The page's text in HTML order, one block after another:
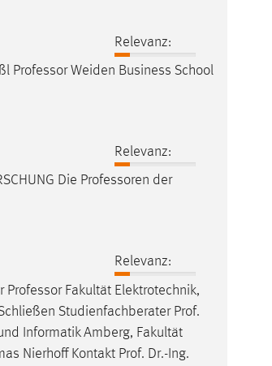
Relevanz:
ProfessorWeiden Business School
Relevanz:
Die Professoren der
Relevanz:
ProfessorFakultät Elektrotechnik,
Studienfachberater Prof.
Informatik Amberg, Fakultät
Nierhoff Kontakt Prof. Dr.-Ing.